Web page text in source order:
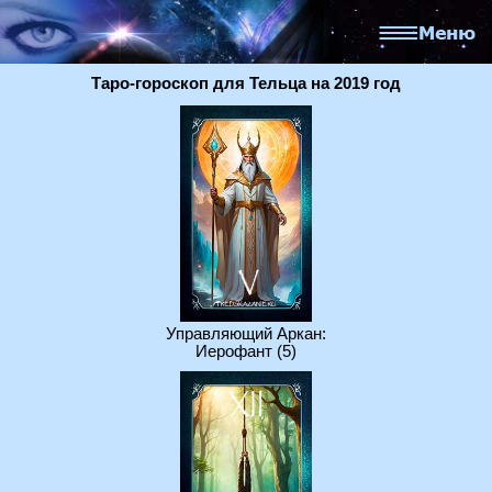
Таро-гороскоп для Тельца на 2019 год
Управляющий Аркан:
Иерофант (5)